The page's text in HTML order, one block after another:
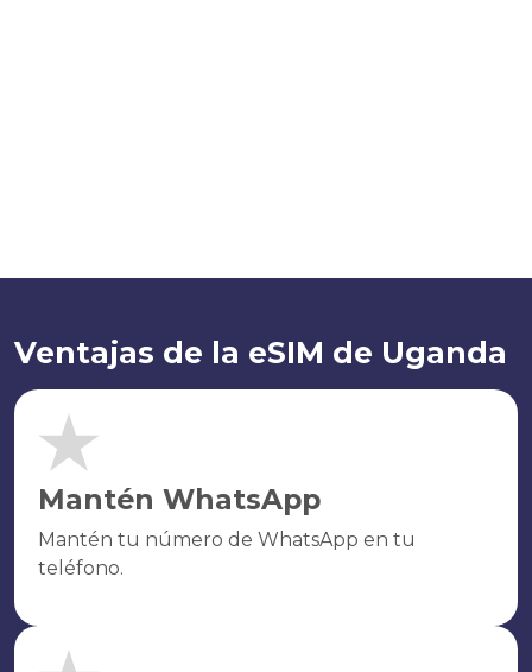
Ventajas de la eSIM de Uganda
Mantén WhatsApp
Mantén tu número de WhatsApp en tu
teléfono.